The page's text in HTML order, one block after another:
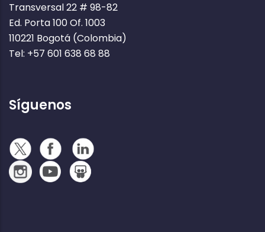
Transversal 22 # 98-82
Ed. Porta 100 Of. 1003
110221 Bogotá (Colombia)
Tel: +57 601 638 68 88
Síguenos